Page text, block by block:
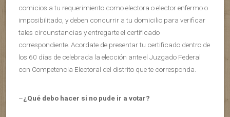
comicios a tu requerimiento como electora o elector enfermo o
imposibilitado, y deben concurrir a tu domicilio para verificar
tales circunstancias y entregarte el certificado
correspondiente. Acordate de presentar tu certificado dentro de
los 60 días de celebrada la elección ante el Juzgado Federal
con Competencia Electoral del distrito que te corresponda.
–¿Qué debo hacer si no pude ir a votar?